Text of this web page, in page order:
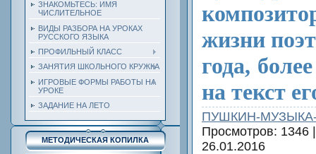
ЗНАКОМЬТЕСЬ: ИМЯ
ЧИСЛИТЕЛЬНОЕ
ВИДЫ РАЗБОРА НА УРОКАХ
РУССКОГО ЯЗЫКА
ПРОФИЛЬНЫЙ КЛАСС
ЗАНЯТИЯ ШКОЛЬНОГО КРУЖКА
ИГРОВЫЕ ФОРМЫ РАБОТЫ НА
УРОКЕ
ЗАДАНИЕ НА ЛЕТО
МЕТОДИЧЕСКАЯ КОПИЛКА
жизни
года,
на текст
ПУШКИН-
Просмотров:
26.01.2016